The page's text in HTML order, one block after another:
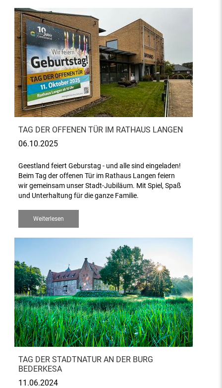
TAG DER OFFENEN TÜR IM RATHAUS LANGEN
06.10.2025
Geestland feiert Geburstag - und alle sind eingeladen!
Beim Tag der offenen Tür im Rathaus Langen feiern
wir gemeinsam unser Stadt-Jubiläum. Mit Spiel, Spaß
und Unterhaltung für die ganze Familie.
Weiterlesen
TAG DER STADTNATUR AN DER BURG
BEDERKESA
11.06.2024